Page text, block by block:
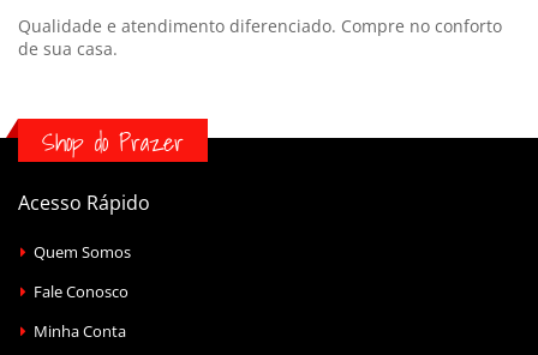
Qualidade e atendimento diferenciado. Compre no conforto
de sua casa.
Shop do Prazer
Acesso Rápido
Quem Somos
Fale Conosco
Minha Conta